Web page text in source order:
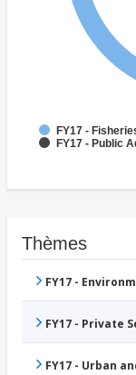
FY17 -
FY17 - Public
Thèmes
FY17 -
FY17 - Private
FY17 - Urban